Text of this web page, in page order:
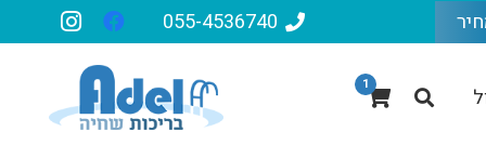
055-4536740
1